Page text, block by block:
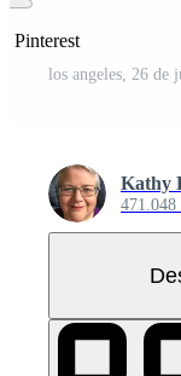
Pinterest
Kathy
471.048